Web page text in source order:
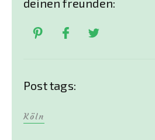
deinen freunden:
Post tags:
Köln